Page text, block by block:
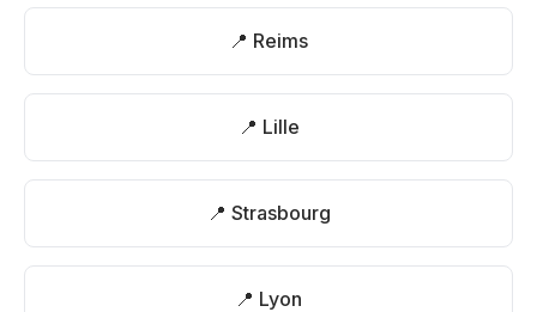
📍 Reims
📍 Lille
📍 Strasbourg
📍 Lyon